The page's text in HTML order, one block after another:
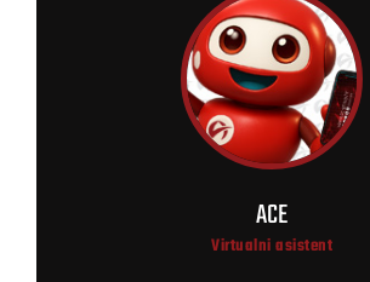
ACE
Virtualni asistent